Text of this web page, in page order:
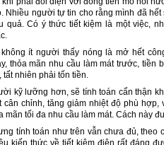
Nhiều người tự tin cho rằng mình đã
quả. Có ý thức tiết kiệm là một việc,
ít người thấy nóng là mở hết
thỏa mãn nhu cầu làm mát trước, tiền
tất nhiên phải tốn tiền.
kỹ lưỡng hơn, sẽ tính toán cẩn thận
cân chỉnh, tăng giảm nhiệt độ phù
mãn tối đa nhu cầu làm mát. Cách này
tính toán như trên vẫn chưa đủ, theo
kiến thức về tiết kiệm điện rất đáng